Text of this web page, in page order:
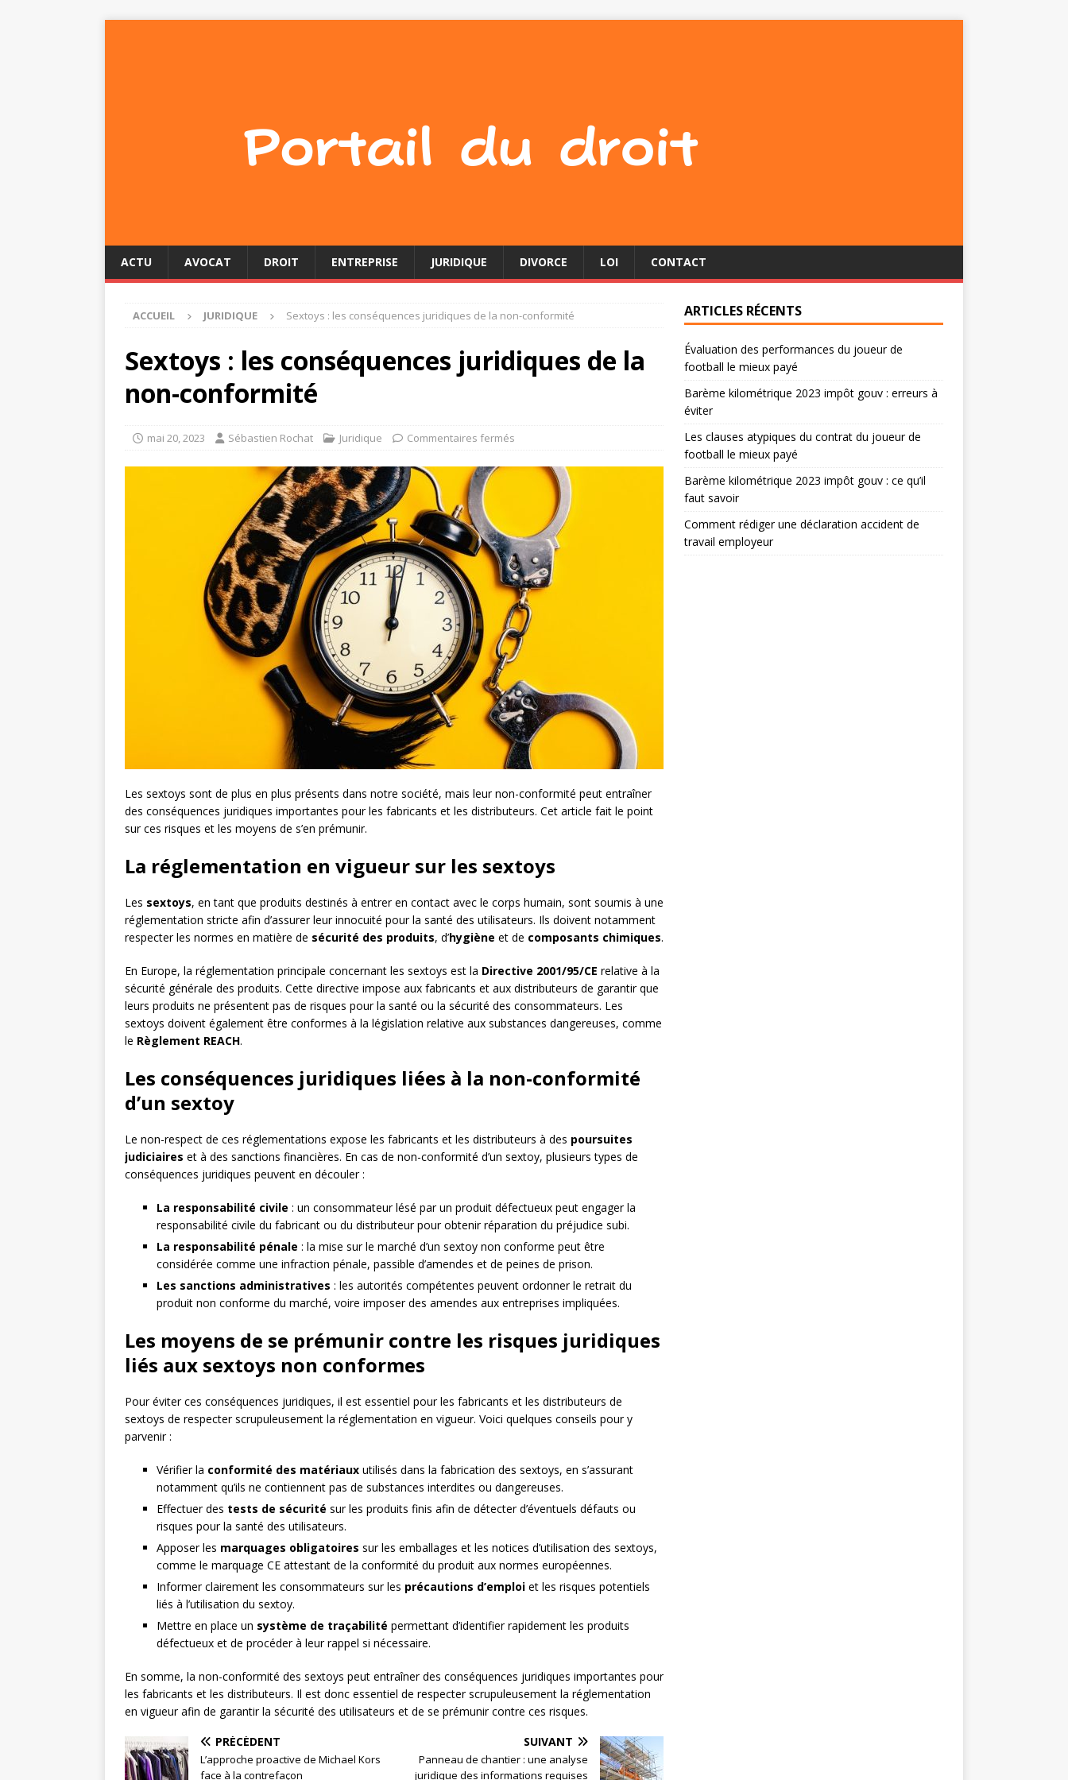
ACTU AVOCAT DROIT ENTREPRISE JURIDIQUE DIVORCE LOI CONTACT
ACCUEIL JURIDIQUE Sextoys : les conséquences juridiques de la non-conformité
Sextoys : les conséquences juridiques de la
non-conformité
mai 20, 2023 Sébastien Rochat Juridique Commentaires fermés
Les sextoys sont de plus en plus présents dans notre société, mais leur non-conformité peut entraîner
des conséquences juridiques importantes pour les fabricants et les distributeurs. Cet article fait le point
sur ces risques et les moyens de s’en prémunir.
La réglementation en vigueur sur les sextoys
Les sextoys, en tant que produits destinés à entrer en contact avec le corps humain, sont soumis à une
réglementation stricte afin d’assurer leur innocuité pour la santé des utilisateurs. Ils doivent notamment
respecter les normes en matière de sécurité des produits, d’hygiène et de composants chimiques.
En Europe, la réglementation principale concernant les sextoys est la Directive 2001/95/CE relative à la
sécurité générale des produits. Cette directive impose aux fabricants et aux distributeurs de garantir que
leurs produits ne présentent pas de risques pour la santé ou la sécurité des consommateurs. Les
sextoys doivent également être conformes à la législation relative aux substances dangereuses, comme
le Règlement REACH.
Les conséquences juridiques liées à la non-conformité
d’un sextoy
Le non-respect de ces réglementations expose les fabricants et les distributeurs à des poursuites
judiciaires et à des sanctions financières. En cas de non-conformité d’un sextoy, plusieurs types de
conséquences juridiques peuvent en découler :
La responsabilité civile : un consommateur lésé par un produit défectueux peut engager la
responsabilité civile du fabricant ou du distributeur pour obtenir réparation du préjudice subi.
La responsabilité pénale : la mise sur le marché d’un sextoy non conforme peut être
considérée comme une infraction pénale, passible d’amendes et de peines de prison.
Les sanctions administratives : les autorités compétentes peuvent ordonner le retrait du
produit non conforme du marché, voire imposer des amendes aux entreprises impliquées.
Les moyens de se prémunir contre les risques juridiques
liés aux sextoys non conformes
Pour éviter ces conséquences juridiques, il est essentiel pour les fabricants et les distributeurs de
sextoys de respecter scrupuleusement la réglementation en vigueur. Voici quelques conseils pour y
parvenir :
Vérifier la conformité des matériaux utilisés dans la fabrication des sextoys, en s’assurant
notamment qu’ils ne contiennent pas de substances interdites ou dangereuses.
Effectuer des tests de sécurité sur les produits finis afin de détecter d’éventuels défauts ou
risques pour la santé des utilisateurs.
Apposer les marquages obligatoires sur les emballages et les notices d’utilisation des sextoys,
comme le marquage CE attestant de la conformité du produit aux normes européennes.
Informer clairement les consommateurs sur les précautions d’emploi et les risques potentiels
liés à l’utilisation du sextoy.
Mettre en place un système de traçabilité permettant d’identifier rapidement les produits
défectueux et de procéder à leur rappel si nécessaire.
En somme, la non-conformité des sextoys peut entraîner des conséquences juridiques importantes pour
les fabricants et les distributeurs. Il est donc essentiel de respecter scrupuleusement la réglementation
en vigueur afin de garantir la sécurité des utilisateurs et de se prémunir contre ces risques.
PRÉCÉDENT
L’approche proactive de Michael Kors
face à la contrefaçon
SUIVANT
Panneau de chantier : une analyse
juridique des informations requises
ARTICLES RÉCENTS
Évaluation des performances du joueur de
football le mieux payé
Barème kilométrique 2023 impôt gouv : erreurs à
éviter
Les clauses atypiques du contrat du joueur de
football le mieux payé
Barème kilométrique 2023 impôt gouv : ce qu’il
faut savoir
Comment rédiger une déclaration accident de
travail employeur